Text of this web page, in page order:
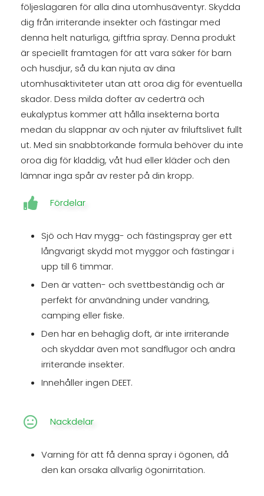
följeslagaren för alla dina utomhusäventyr. Skydda
dig från irriterande insekter och fästingar med
denna helt naturliga, giftfria spray. Denna produkt
är speciellt framtagen för att vara säker för barn
och husdjur, så du kan njuta av dina
utomhusaktiviteter utan att oroa dig för eventuella
skador. Dess milda dofter av cederträ och
eukalyptus kommer att hålla insekterna borta
medan du slappnar av och njuter av friluftslivet fullt
ut. Med sin snabbtorkande formula behöver du inte
oroa dig för kladdig, våt hud eller kläder och den
lämnar inga spår av rester på din kropp.
Fördelar
Sjö och Hav mygg- och fästingspray ger ett
långvarigt skydd mot myggor och fästingar i
upp till 6 timmar.
Den är vatten- och svettbeständig och är
perfekt för användning under vandring,
camping eller fiske.
Den har en behaglig doft, är inte irriterande
och skyddar även mot sandflugor och andra
irriterande insekter.
Innehåller ingen DEET.
Nackdelar
Varning för att få denna spray i ögonen, då
den kan orsaka allvarlig ögonirritation.